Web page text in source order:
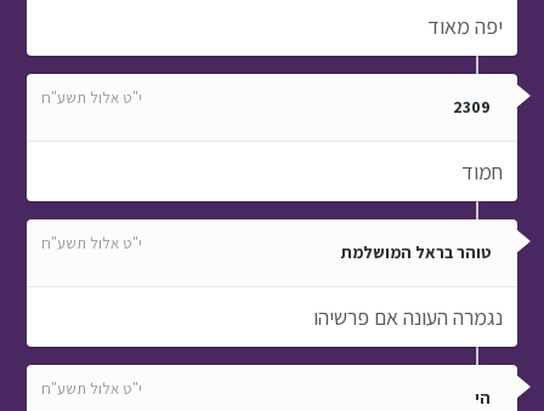
יפה מאוד
2309 י"ט אלול תשע"ח
חמוד
טוהר בראל המושלמת י"ט אלול תשע"ח
נגמרה העונה אם פרשיהו
הי י"ט אלול תשע"ח